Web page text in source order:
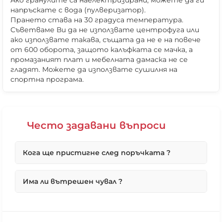
напръскате с вода (пулверизатор).
Прането става на 30 градуса температура.
Съветваме Ви да не използвате центрофуга или
ако използвате такава, същата да не е на повече
от 600 оборота, защото калъфката се мачка, а
промазаният плат и мебелната дамаска не се
гладят. Можете да използвате сушилня на
спортна програма.
Често задавани въпроси
Кога ще пристигне след поръчката ?
най-бързо в работни дни, по телефона.
Има ли вътрешен чувал ?
❌ Сайтът няма да помни избора ти